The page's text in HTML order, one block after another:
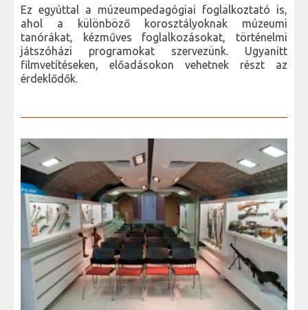
Ez egyúttal a múzeumpedagógiai foglalkoztató is,
ahol a különböző korosztályoknak múzeumi
tanórákat, kézműves foglalkozásokat, történelmi
játszóházi programokat szervezünk. Ugyanitt
filmvetítéseken, előadásokon vehetnek részt az
érdeklődők.